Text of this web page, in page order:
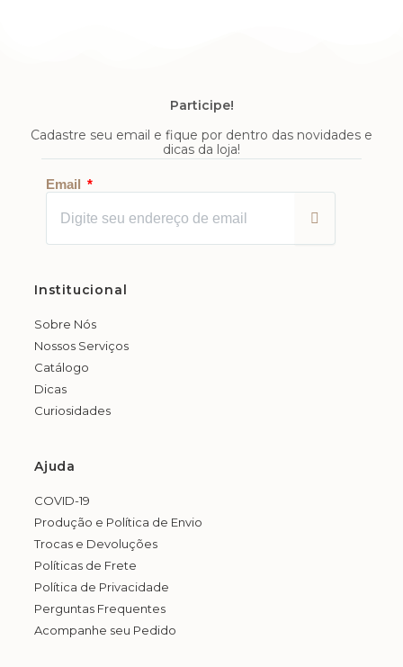
Participe!
Cadastre seu email e fique por dentro das novidades e
dicas da loja!
Email
Institucional
Sobre Nós
Nossos Serviços
Catálogo
Dicas
Curiosidades
Ajuda
COVID-19
Produção e Política de Envio
Trocas e Devoluções
Políticas de Frete
Política de Privacidade
Perguntas Frequentes
Acompanhe seu Pedido